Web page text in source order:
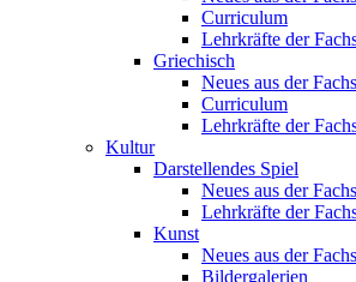
Curriculum
Lehrkräfte der
Griechisch
Neues aus der
Curriculum
Lehrkräfte der
Kultur
Darstellendes Spiel
Neues aus der
Lehrkräfte der
Kunst
Neues aus der
Bildergalerien